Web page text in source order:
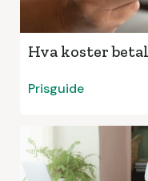
Hva koster
Prisguide